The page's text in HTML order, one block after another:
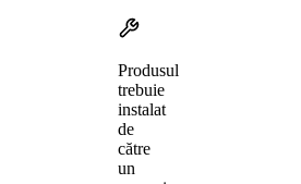
Produsul
trebuie
instalat
de
către
un